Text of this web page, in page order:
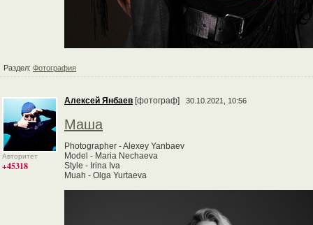
Раздел: Фотография
Авторитет
+45318
Алексей Янбаев [фотограф] 30.10.2021, 10:56
Маша
Photographer - Alexey Yanbaev
Model - Maria Nechaeva
Style - Irina Iva
Muah - Olga Yurtaeva